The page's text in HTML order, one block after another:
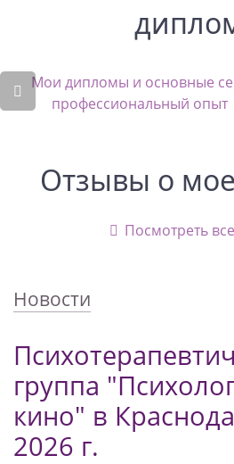
Мои дипломы и основные
профессиональный опыт
Отзывы о
Посмотреть
Новости
группа
кино" в
2026 г.